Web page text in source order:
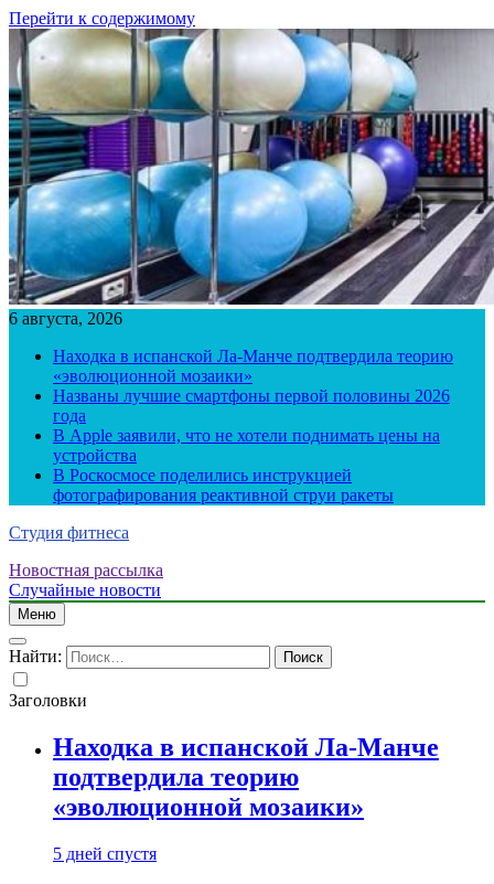
Перейти к содержимому
6 августа, 2026
Находка в испанской Ла-Манче подтвердила теорию
«эволюционной мозаики»
Названы лучшие смартфоны первой половины 2026
года
В Apple заявили, что не хотели поднимать цены на
устройства
В Роскосмосе поделились инструкцией
фотографирования реактивной струи ракеты
Студия фитнеса
Новостная рассылка
Случайные новости
Меню
Найти:
Заголовки
Находка в испанской Ла-Манче
подтвердила теорию
«эволюционной мозаики»
5 дней спустя